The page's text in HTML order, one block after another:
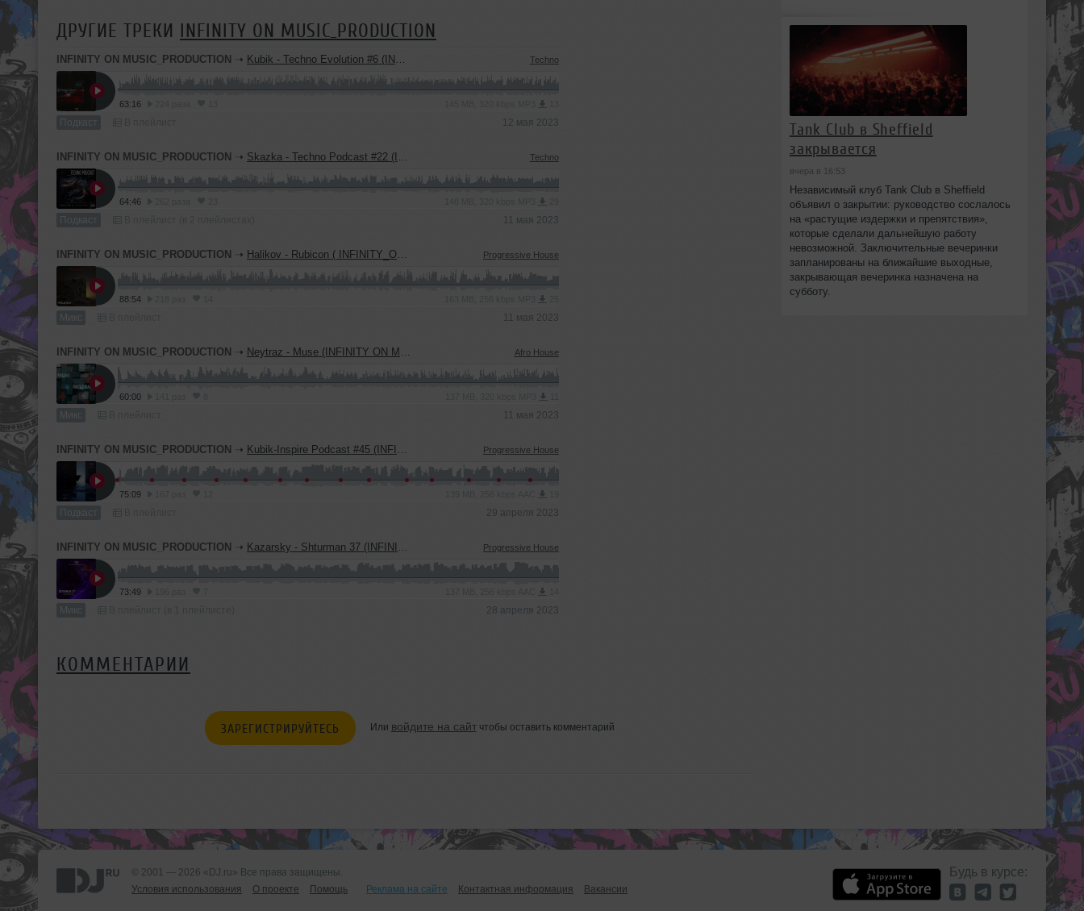
ДРУГИЕ ТРЕКИ INFINITY ON MUSIC_PRODUCTION
INFINITY ON MUSIC_PRODUCTION ➝ Kubik - Techno Evolution #6 (INFINITY ON MUSIC PODCAST) Techno
63:16
Подкаст 12 мая 2023
INFINITY ON MUSIC_PRODUCTION ➝ Skazka - Techno Podcast #22 (INFINITY ON MUSIC) Techno
64:46
Подкаст 11 мая 2023
INFINITY ON MUSIC_PRODUCTION ➝ Halikov - Rubicon ( INFINITY_ON_MUSIC_PRODUCTION) Progressive House
88:54
Микс 11 мая 2023
INFINITY ON MUSIC_PRODUCTION ➝ Neytraz - Muse (INFINITY ON MUSIC PRODUCTION) Afro House
60:00
Микс 11 мая 2023
INFINITY ON MUSIC_PRODUCTION ➝ Kubik-Inspire Podcast #45 (INFINITY ON MUSIC PODCAST) Progressive House
75:09
Подкаст 29 апреля 2023
INFINITY ON MUSIC_PRODUCTION ➝ Kazarsky - Shturman 37 (INFINITY ON MUSIC PRODUCTION) Progressive House
73:49
Микс 28 апреля 2023
КОММЕНТАРИИ
ЗАРЕГИСТРИРУЙТЕСЬ Или войдите на сайтчтобы оставить комментарий
Tank Club в Sheffield
закрывается
вчера в 16:53
Независимый клуб Tank Club в Sheffield
объявил о закрытии: руководство сослалось
на «растущие издержки и препятствия»,
которые сделали дальнейшую работу
невозможной. Заключительные вечеринки
запланированы на ближайшие выходные,
закрывающая вечеринка назначена на
субботу.
© 2001 — 2026 «DJ.ru» Все права защищены.
Условия использования
О проекте Помощь Реклама на сайте Контактная информация Вакансии
Будь в курсе: